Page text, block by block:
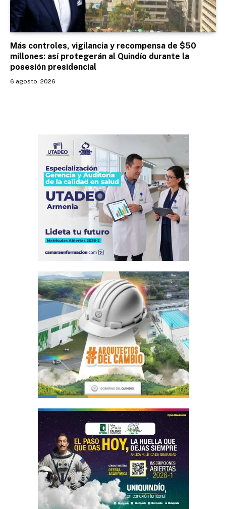
Más controles, vigilancia y recompensa de $50
millones: así protegerán al Quindío durante la
posesión presidencial
6 agosto, 2026